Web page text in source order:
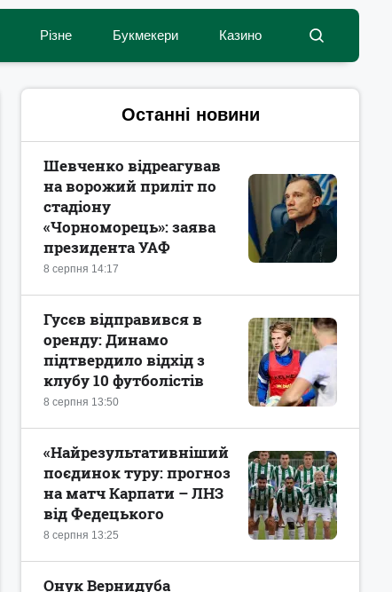
Різне Букмекери Казино
Останні новини
8 серпня 14:17
Шевченко відреагував
на ворожий приліт по
стадіону
«Чорноморець»: заява
президента УАФ
8 серпня 13:50
Гусєв відправився в
оренду: Динамо
підтвердило відхід з
клубу 10 футболістів
8 серпня 13:25
«Найрезультативніший
поєдинок туру: прогноз
на матч Карпати – ЛНЗ
від Федецького
Онук Вернидуба